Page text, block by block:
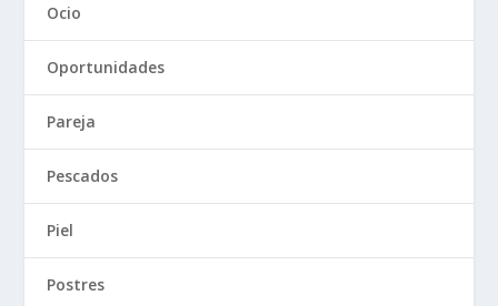
Ocio
Oportunidades
Pareja
Pescados
Piel
Postres